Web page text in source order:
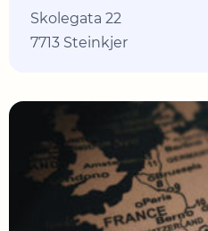
Skolegata 22
7713 Steinkjer